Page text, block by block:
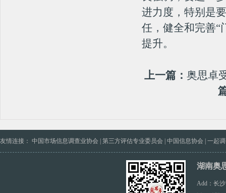
独树一帜，荣膺美誉——“奥思卓”荣耀登榜...
医疗服务革新之路：打破“有口难言”魔咒，...
重塑医疗体验新高度，奥思卓研究咨询——您...
重大喜讯！热烈祝贺“奥思卓”商标被认定为...
2021年8月百春园街道顺利召开创建全国...
2021年邵阳市双清区教育系统创建第七届...
进力度，特别是
任，健全和完善“
提升。
上一篇： 奥思卓
友情连接： 中国市场信息调查业协会 第三方评估专业委员会 中国信息协会 一起
湖南奥
Add：长